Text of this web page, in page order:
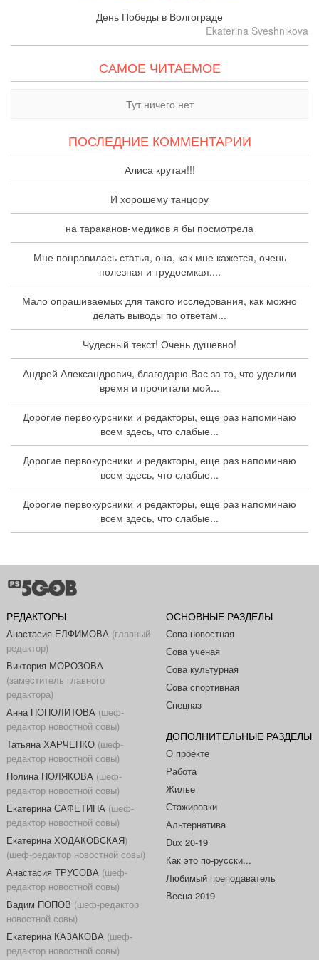
День Победы в Волгограде
Ekaterina Sveshnikova
САМОЕ ЧИТАЕМОЕ
Тут ничего нет
ПОСЛЕДНИЕ КОММЕНТАРИИ
Алиса крутая!!!
И хорошему танцору
на тараканов-медиков я бы посмотрела
Мне понравилась статья, она, как мне кажется, очень
полезная и трудоемкая....
Мало опрашиваемых для такого исследования, как можно
делать выводы по ответам...
Чудесный текст! Очень душевно!
Андрей Александрович, благодарю Вас за то, что уделили
время и прочитали мой...
Дорогие первокурсники и редакторы, еще раз напоминаю
всем здесь, что слабые...
Дорогие первокурсники и редакторы, еще раз напоминаю
всем здесь, что слабые...
Дорогие первокурсники и редакторы, еще раз напоминаю
всем здесь, что слабые...
РЕДАКТОРЫ
Анастасия ЕЛФИМОВА(главный
редактор)
Виктория МОРОЗОВА
(заместитель главного
редактора)
Анна ПОПОЛИТОВА(шеф-
редактор новостной совы)
Татьяна ХАРЧЕНКО(шеф-
редактор новостной совы)
Полина ПОЛЯКОВА(шеф-
редактор новостной совы)
Екатерина САФЕТИНА(шеф-
редактор новостной совы)
Екатерина ХОДАКОВСКАЯ)
(шеф-редактор новостной совы)
Анастасия ТРУСОВА(шеф-
редактор новостной совы)
Вадим ПОПОВ (шеф-редактор
новостной совы)
Екатерина КАЗАКОВА(шеф-
редактор новостной совы)
ОСНОВНЫЕ РАЗДЕЛЫ
Сова новостная
Сова ученая
Сова культурная
Сова спортивная
Спецназ
ДОПОЛНИТЕЛЬНЫЕ РАЗДЕЛЫ
О проекте
Работа
Жилье
Стажировки
Альтернатива
Dux 20-19
Как это по-русски...
Любимый преподаватель
Весна 2019